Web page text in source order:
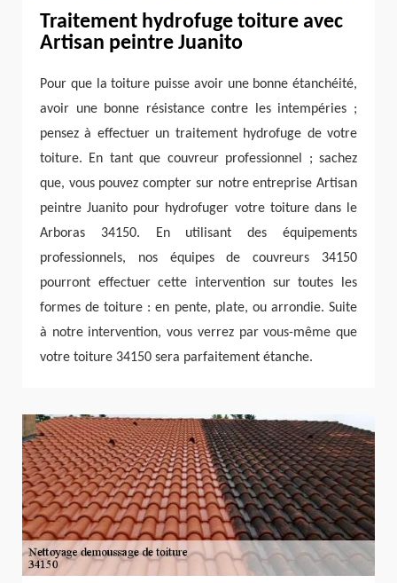
Traitement hydrofuge toiture avec
Artisan peintre Juanito
Pour que la toiture puisse avoir une bonne étanchéité,
avoir une bonne résistance contre les intempéries ;
pensez à effectuer un traitement hydrofuge de votre
toiture. En tant que couvreur professionnel ; sachez
que, vous pouvez compter sur notre entreprise Artisan
peintre Juanito pour hydrofuger votre toiture dans le
Arboras 34150. En utilisant des équipements
professionnels, nos équipes de couvreurs 34150
pourront effectuer cette intervention sur toutes les
formes de toiture : en pente, plate, ou arrondie. Suite
à notre intervention, vous verrez par vous-même que
votre toiture 34150 sera parfaitement étanche.